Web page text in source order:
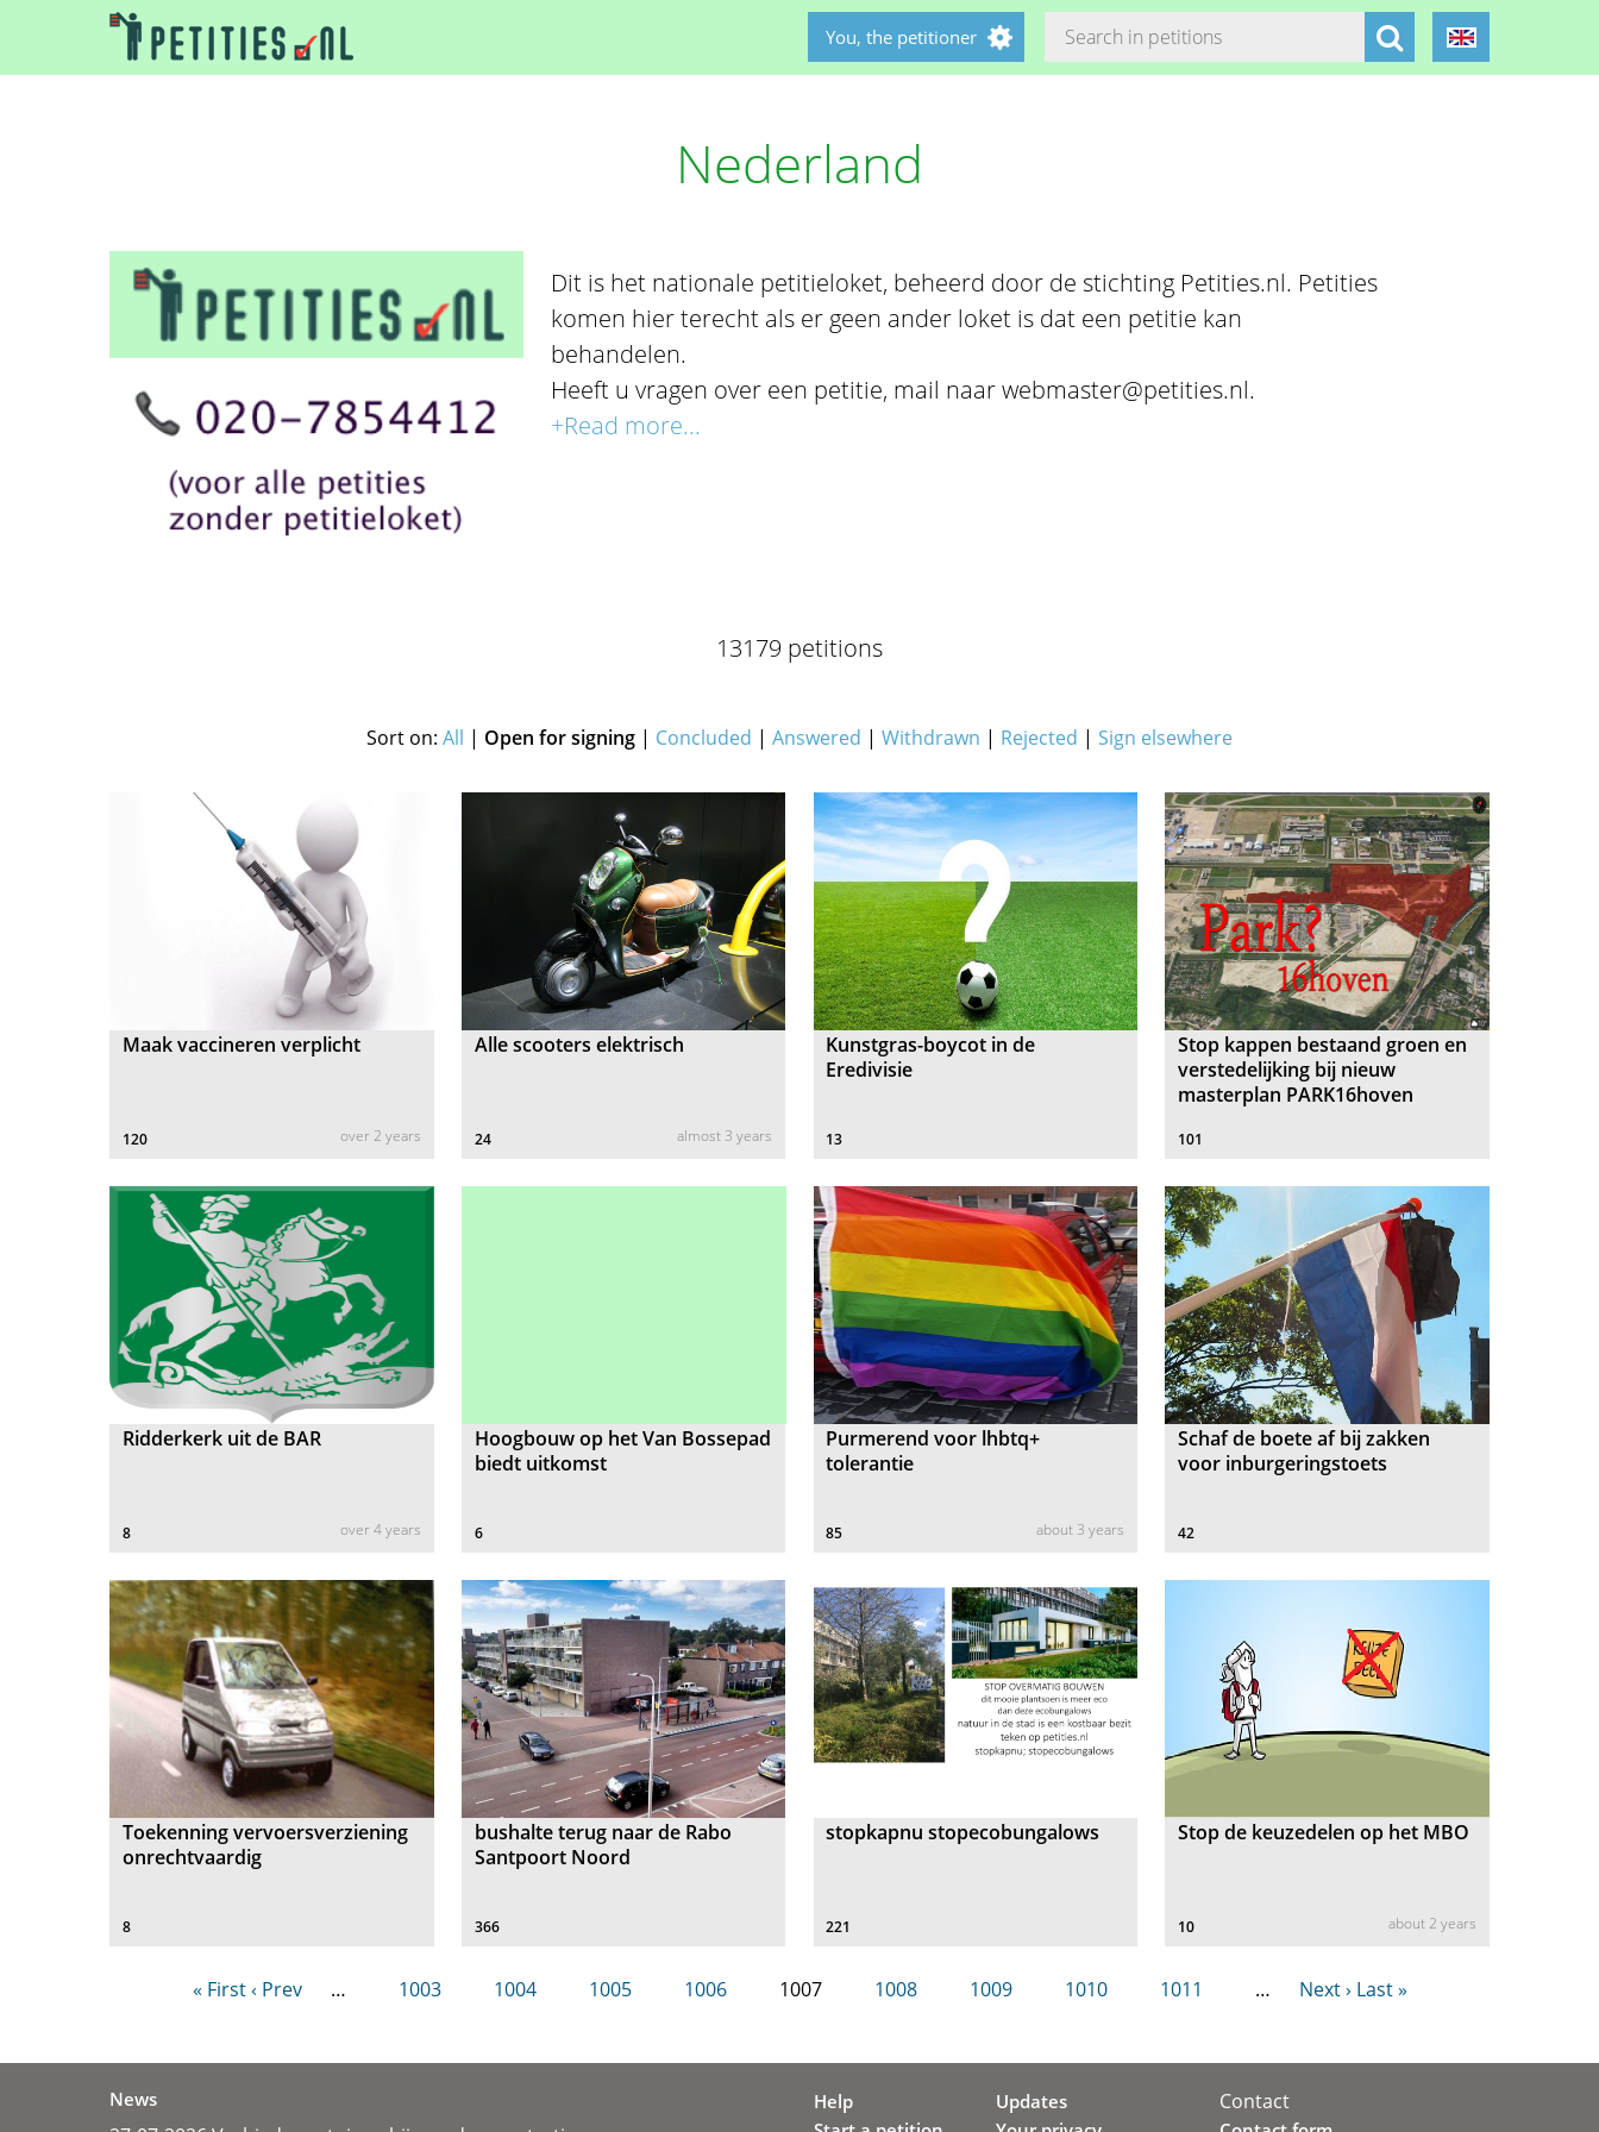
You, the petitioner
Nederland
Dit is het nationale petitieloket, beheerd door de stichting Petities.nl. Petities
komen hier terecht als er geen ander loket is dat een petitie kan
behandelen.
Heeft u vragen over een petitie, mail naar webmaster@petities.nl.
+Read more...
13179 petitions
Sort on: All | Open for signing | Concluded | Answered | Withdrawn | Rejected | Sign elsewhere
Maak vaccineren verplicht
120 over 2 years
Alle scooters elektrisch
24 almost 3 years
Kunstgras-boycot in de
Eredivisie
13
Stop kappen bestaand groen en
verstedelijking bij nieuw
masterplan PARK16hoven
101
Ridderkerk uit de BAR
8 over 4 years
Hoogbouw op het Van Bossepad
biedt uitkomst
6
Purmerend voor lhbtq+
tolerantie
85 about 3 years
Schaf de boete af bij zakken
voor inburgeringstoets
42
Toekenning vervoersverziening
onrechtvaardig
8
bushalte terug naar de Rabo
Santpoort Noord
366
stopkapnu stopecobungalows
221
Stop de keuzedelen op het MBO
10 about 2 years
« First ‹ Prev … 1003 1004 1005 1006 1007 1008 1009 1010 1011 … Next › Last »
News
Help
Updates
Contact